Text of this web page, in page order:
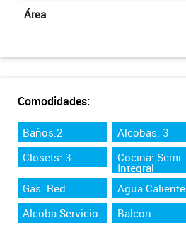
Área
Comodidades:
Baños:2
Alcobas: 3
Closets: 3
Cocina: Semi
Integral
Gas: Red
Agua Caliente
Alcoba Servicio
Balcon